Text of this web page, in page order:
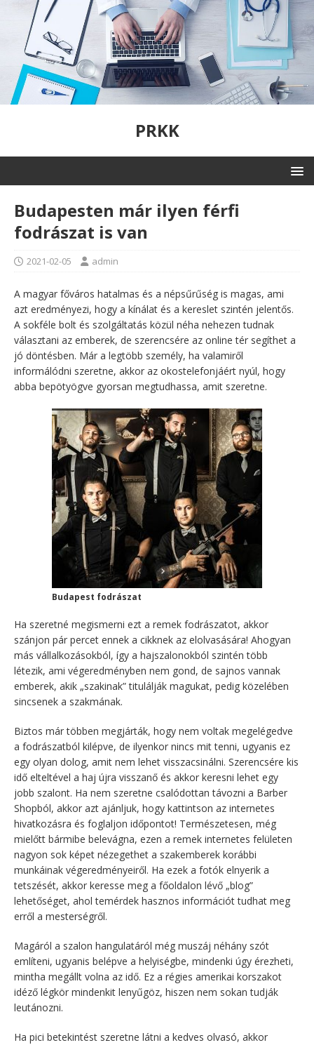
PRKK
Budapesten már ilyen férfi
fodrászat is van
2021-02-05 admin
A magyar főváros hatalmas és a népsűrűség is magas, ami
azt eredményezi, hogy a kínálat és a kereslet szintén jelentős.
A sokféle bolt és szolgáltatás közül néha nehezen tudnak
választani az emberek, de szerencsére az online tér segíthet a
jó döntésben. Már a legtöbb személy, ha valamiről
informálódni szeretne, akkor az okostelefonjáért nyúl, hogy
abba bepötyögve gyorsan megtudhassa, amit szeretne.
Budapest fodrászat
Ha szeretné megismerni ezt a remek fodrászatot, akkor
szánjon pár percet ennek a cikknek az elolvasására! Ahogyan
más vállalkozásokból, így a hajszalonokból szintén több
létezik, ami végeredményben nem gond, de sajnos vannak
emberek, akik „szakinak” titulálják magukat, pedig közelében
sincsenek a szakmának.
Biztos már többen megjárták, hogy nem voltak megelégedve
a fodrászatból kilépve, de ilyenkor nincs mit tenni, ugyanis ez
egy olyan dolog, amit nem lehet visszacsinálni. Szerencsére kis
idő elteltével a haj újra visszanő és akkor keresni lehet egy
jobb szalont. Ha nem szeretne csalódottan távozni a Barber
Shopból, akkor azt ajánljuk, hogy kattintson az internetes
hivatkozásra és foglaljon időpontot! Természetesen, még
mielőtt bármibe belevágna, ezen a remek internetes felületen
nagyon sok képet nézegethet a szakemberek korábbi
munkáinak végeredményeiről. Ha ezek a fotók elnyerik a
tetszését, akkor keresse meg a főoldalon lévő „blog”
lehetőséget, ahol temérdek hasznos információt tudhat meg
erről a mesterségről.
Magáról a szalon hangulatáról még muszáj néhány szót
említeni, ugyanis belépve a helyiségbe, mindenki úgy érezheti,
mintha megállt volna az idő. Ez a régies amerikai korszakot
idéző légkör mindenkit lenyűgöz, hiszen nem sokan tudják
leutánozni.
Ha pici betekintést szeretne látni a kedves olvasó, akkor